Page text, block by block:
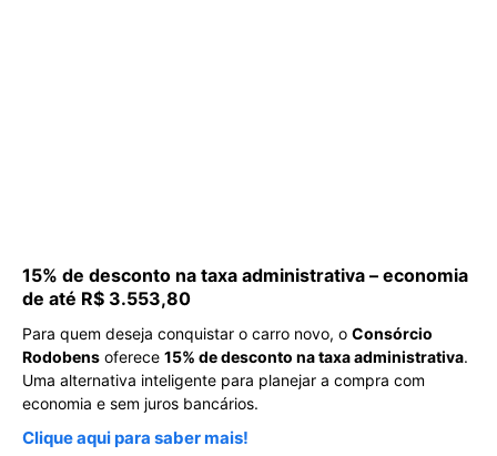
15% de desconto na taxa administrativa – economia
de até R$ 3.553,80
Para quem deseja conquistar o carro novo, o Consórcio
Rodobens oferece 15% de desconto na taxa administrativa.
Uma alternativa inteligente para planejar a compra com
economia e sem juros bancários.
Clique aqui para saber mais!